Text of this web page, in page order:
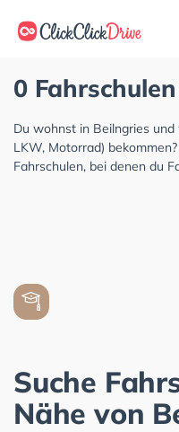
0
Du wohnst in Beilngries
LKW, Motorrad)
Fahrschulen, bei denen du
Suche
Nähe von